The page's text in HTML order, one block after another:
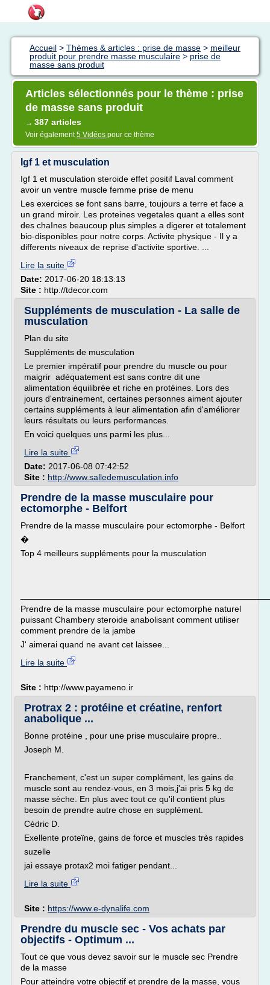
Accueil > Thèmes & articles : prise de masse > meilleur
produit pour prendre masse musculaire > prise de
masse sans produit
Articles sélectionnés pour le thème : prise
de masse sans produit
→ 387 articles
Voir également5 Vidéos pour ce thème
Igf 1 et musculation
Igf 1 et musculation steroide effet positif Laval comment
avoir un ventre muscle femme prise de menu
Les exercices se font sans barre, toujours a terre et face a
un grand miroir. Les proteines vegetales quant a elles sont
des chaInes beaucoup plus simples a digerer et totalement
bio-disponibles pour notre corps. Activite physique - Il y a
differents niveaux de reprise d'activite sportive. ...
Lire la suite
Date: 2017-06-20 18:13:13
Site : http://tdecor.com
Suppléments de musculation - La salle de
musculation
Plan du site
Suppléments de musculation
Le premier impératif pour prendre du muscle ou pour
maigrir adéquatement est sans contre dit une
alimentation équilibrée et riche en protéines. Lors des
jours d'entrainement, certaines personnes aiment ajouter
certains suppléments à leur alimentation afin d'améliorer
leurs résultats ou leurs performances.
En voici quelques uns parmi les plus...
Lire la suite
Date: 2017-06-08 07:42:52
Site : http://www.salledemusculation.info
Prendre de la masse musculaire pour
ectomorphe - Belfort
Prendre de la masse musculaire pour ectomorphe - Belfort
�
Top 4 meilleurs suppléments pour la musculation
Prendre de la masse musculaire pour ectomorphe naturel
puissant Chambery steroide anabolisant comment utiliser
comment prendre de la jambe
J' aimerai quand ne avant cet laissee...
Lire la suite
Site : http://www.payameno.ir
Protrax 2 : protéine et créatine, renfort
anabolique ...
Bonne protéine , pour une prise musculaire propre..
Joseph M.
Franchement, c'est un super complément, les gains de
muscle sont au rendez-vous, en 3 mois,j'ai pris 5 kg de
masse sèche. En plus avec tout ce qu'il contient plus
besoin de prendre autre chose en supplément.
Cédric D.
Exellente proteïne, gains de force et muscles très rapides
suzelle
jai essaye protax2 moi fatiger pendant...
Lire la suite
Site : https://www.e-dynalife.com
Prendre du muscle sec - Vos achats par
objectifs - Optimum ...
Tout ce que vous devez savoir sur le muscle sec Prendre
de la masse
Pour atteindre votre objectif et prendre de la masse, vous